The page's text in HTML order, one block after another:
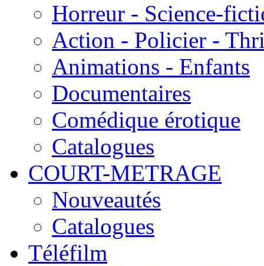
Horreur - Science-
Action - Policier -
Animations - Enfants
Documentaires
Comédique érotique
Catalogues
COURT-METRAGE
Nouveautés
Catalogues
Téléfilm